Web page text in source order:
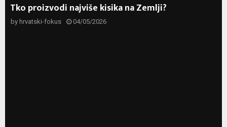
Tko proizvodi najviše kisika na Zemlji?
by hrvatski-fokus 04/05/2026